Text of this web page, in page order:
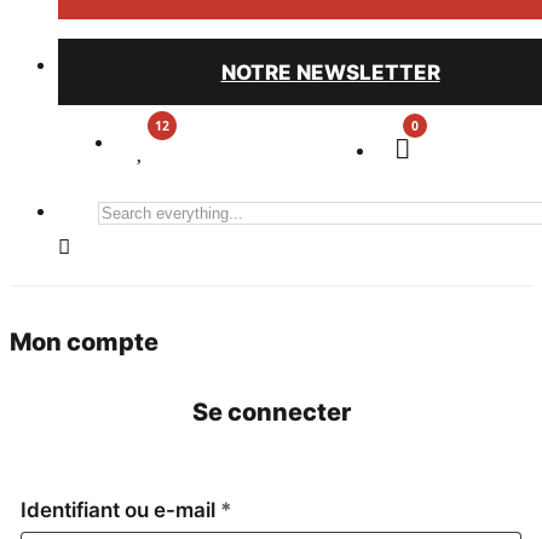
NOTRE NEWSLETTER
0
Search
Mon compte
Se connecter
Identifiant ou e-mail *